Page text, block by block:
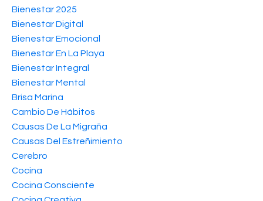
Bienestar 2025
Bienestar Digital
Bienestar Emocional
Bienestar En La Playa
Bienestar Integral
Bienestar Mental
Brisa Marina
Cambio De Hábitos
Causas De La Migraña
Causas Del Estreñimiento
Cerebro
Cocina
Cocina Consciente